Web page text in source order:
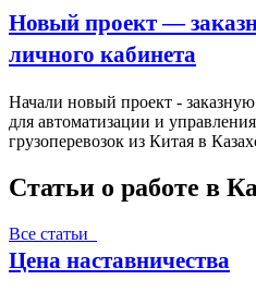
Новый проект —
личного кабинета
Начали новый проект -
для автоматизации и
грузоперевозок из Китая в
Статьи о работе в
Все статьи
Цена наставничества